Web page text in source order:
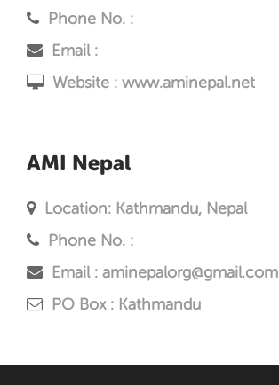
Phone No. :
Email :
Website : www.aminepal.net
AMI Nepal
Location: Kathmandu, Nepal
Phone No. :
Email : aminepalorg@gmail.com
PO Box : Kathmandu